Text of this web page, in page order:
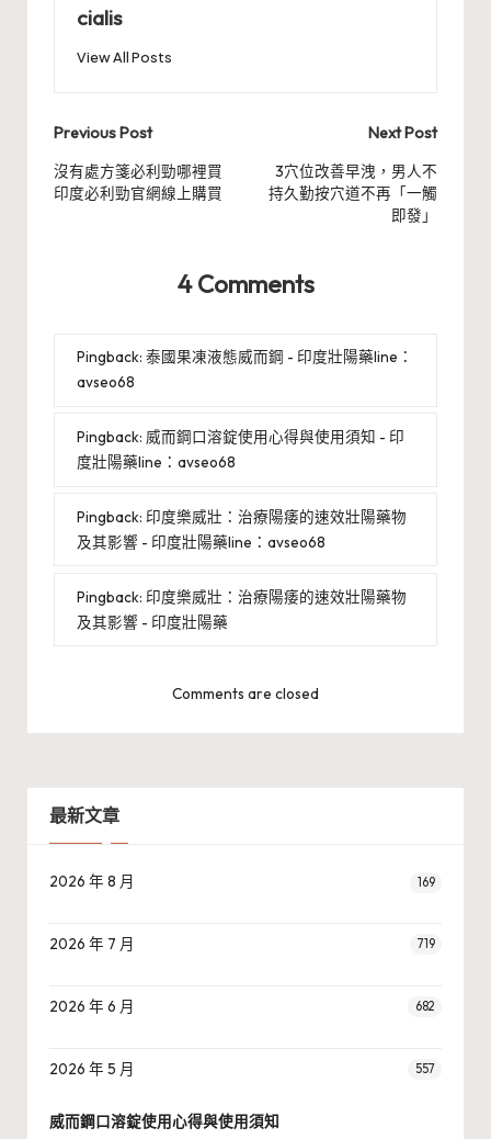
cialis
View All Posts
Post
navigation
Previous Post
沒有處方箋必利勁哪裡買
印度必利勁官網線上購買
Next Post
3穴位改善早洩，男人不
持久勤按穴道不再「一觸
即發」
4 Comments
Pingback: 泰國果凍液態威而鋼 - 印度壯陽藥line：
avseo68
Pingback: 威而鋼口溶錠使用心得與使用須知 - 印
度壯陽藥line：avseo68
Pingback: 印度樂威壯：治療陽痿的速效壯陽藥物
及其影響 - 印度壯陽藥line：avseo68
Pingback: 印度樂威壯：治療陽痿的速效壯陽藥物
及其影響 - 印度壯陽藥
Comments are closed
最新文章
2026 年 8 月 169
2026 年 7 月 719
2026 年 6 月 682
2026 年 5 月 557
威而鋼口溶錠使用心得與使用須知